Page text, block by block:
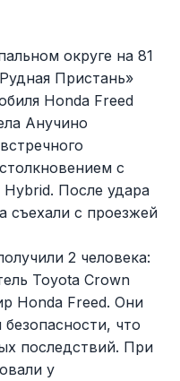
округе на 81
Пристань»
Honda Freed
Анучино
с
После удара
съехали с проезжей
2 человека:
Toyota Crown
Honda Freed. Они
что
последствий. При
у